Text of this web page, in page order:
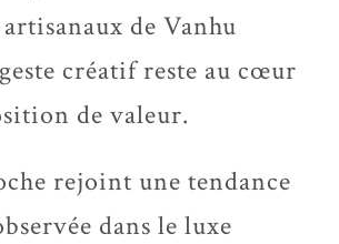
artisanaux de Vanhu
créatif reste au cœur
de valeur.
rejoint une tendance
dans le luxe